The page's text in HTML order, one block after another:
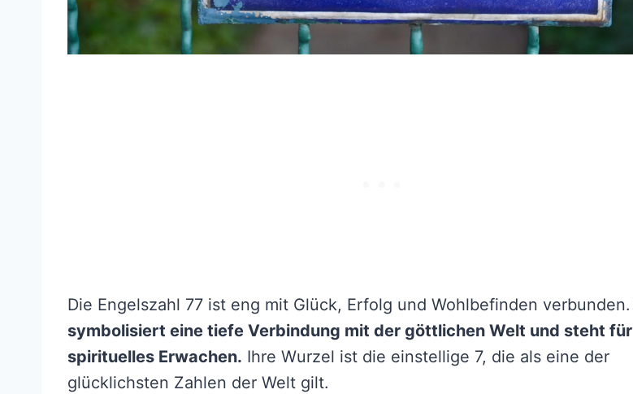
Die Engelszahl 77 ist eng mit Glück, Erfolg und Wohlbefinden verbunden.
symbolisiert eine tiefe Verbindung mit der göttlichen Welt und steht für
spirituelles Erwachen. Ihre Wurzel ist die einstellige 7, die als eine der
glücklichsten Zahlen der Welt gilt.